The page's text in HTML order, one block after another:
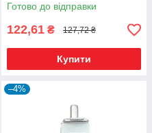
Готово до відправки
122,61 ₴ 127,72 ₴
Купити
–4%